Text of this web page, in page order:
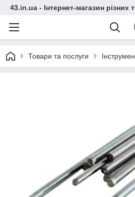
43.in.ua - Інтернет-магазин
Товари та послуги